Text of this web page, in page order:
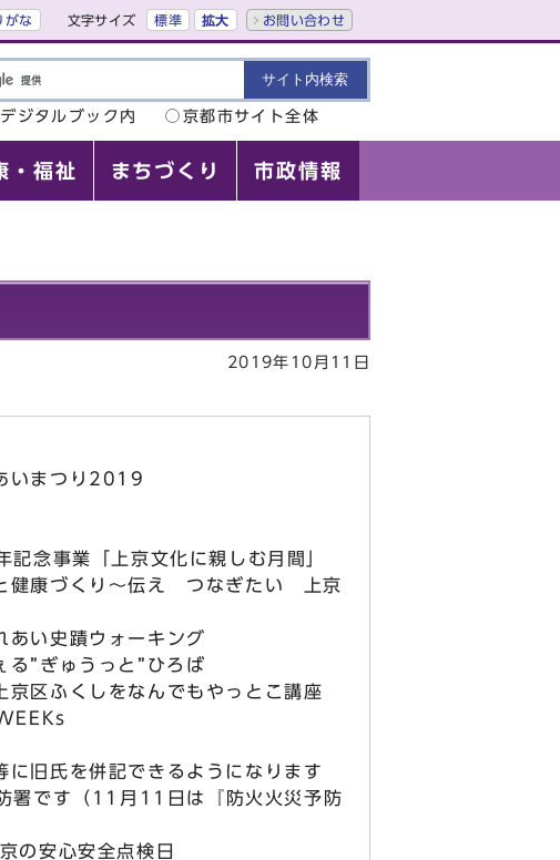
がな 文字サイズ 標準 拡大 お問い合わせ
デジタルブック内
京都市サイト全体
・福祉 まちづくり 市政情報
2019年10月11日
いまつり2019
記念事業「上京文化に親しむ月間」
康づくり～伝え つなぎたい 上京
い史蹟ウォーキング
”ぎゅうっと”ひろば
区ふくしをなんでもやっとこ講座
に旧氏を併記できるようになります
署です（11月11日は『防火火災予防
の安心安全点検日